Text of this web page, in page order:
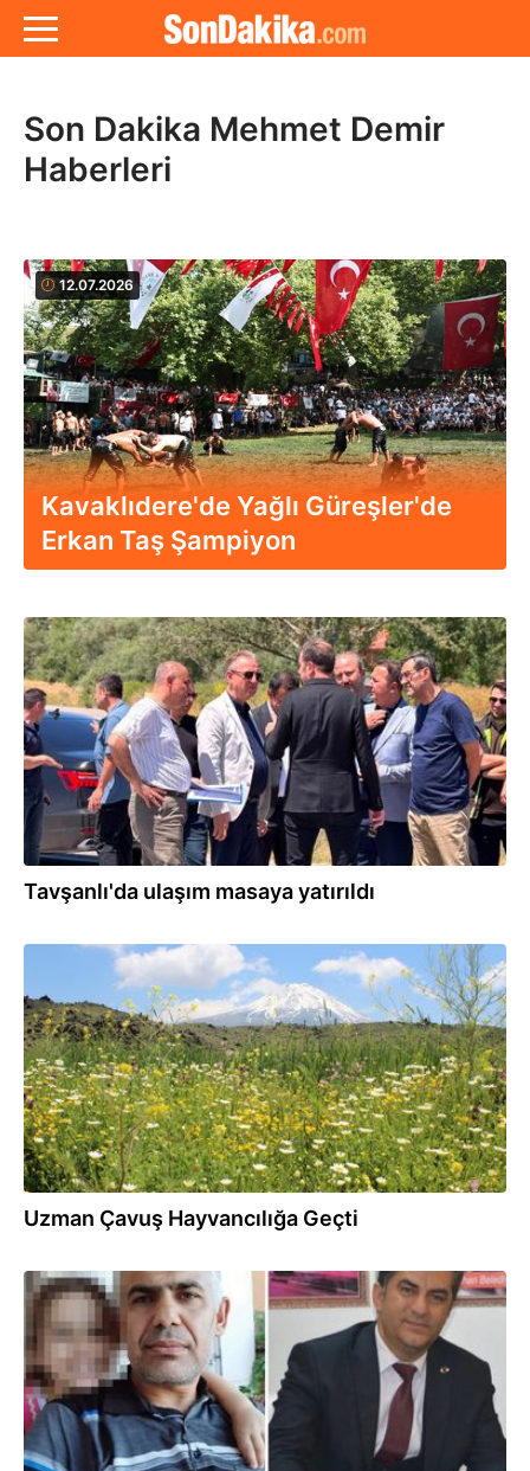
Son Dakika Mehmet Demir
Haberleri
12.07.2026
Kavaklıdere'de Yağlı Güreşler'de
Erkan Taş Şampiyon
11.07.2026
Tavşanlı'da ulaşım masaya yatırıldı
28.05.2026
Uzman Çavuş Hayvancılığa Geçti
21.02.2026